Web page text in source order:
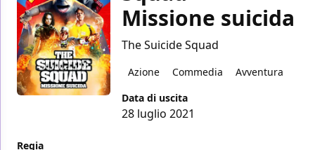
Missione suicida
The Suicide Squad
Azione Commedia
Avventura
Data di uscita
28 luglio 2021
Regia